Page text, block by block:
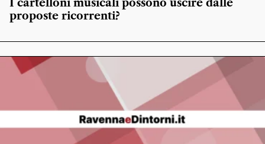
I cartelloni musicali possono uscire dalle
proposte ricorrenti?